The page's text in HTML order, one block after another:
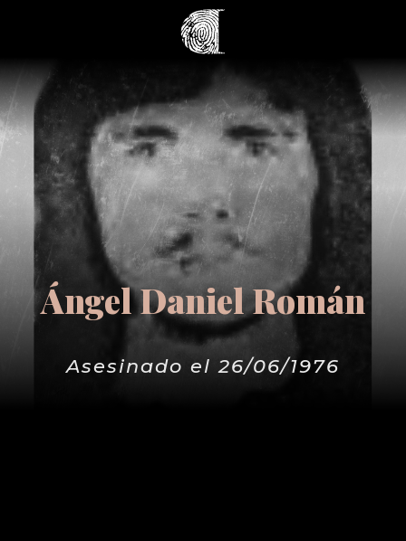
Ángel Daniel Román
Asesinado el 26/06/1976